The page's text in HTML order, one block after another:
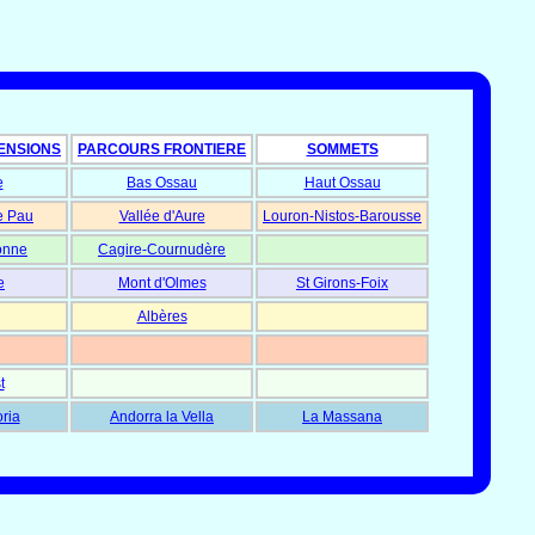
PARCOURS FRONTIERE
SOMMETS
Bas Ossau
Haut Ossau
Pau
Vallée d'Aure
Louron-Nistos-Barousse
Cagire-Cournudère
Mont d'Olmes
St Girons-Foix
Albères
Andorra la Vella La Massana